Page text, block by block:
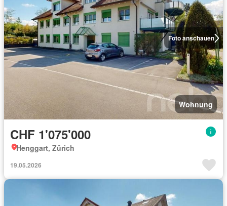
Foto anschauen
Wohnung
CHF 1'075'000
Henggart, Zürich
19.05.2026